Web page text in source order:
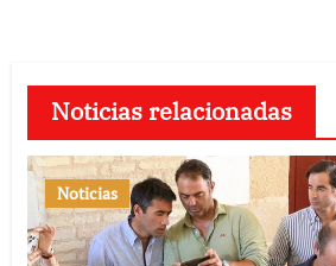
Noticias relacionadas
Noticias